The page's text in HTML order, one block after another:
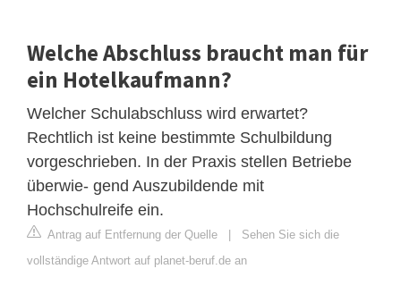
Welche Abschluss braucht man für
ein Hotelkaufmann?
Welcher Schulabschluss wird erwartet?
Rechtlich ist keine bestimmte Schulbildung
vorgeschrieben. In der Praxis stellen Betriebe
überwie- gend Auszubildende mit
Hochschulreife ein.
Antrag auf Entfernung der Quelle
Sehen Sie sich die
vollständige Antwort auf planet-beruf.de an